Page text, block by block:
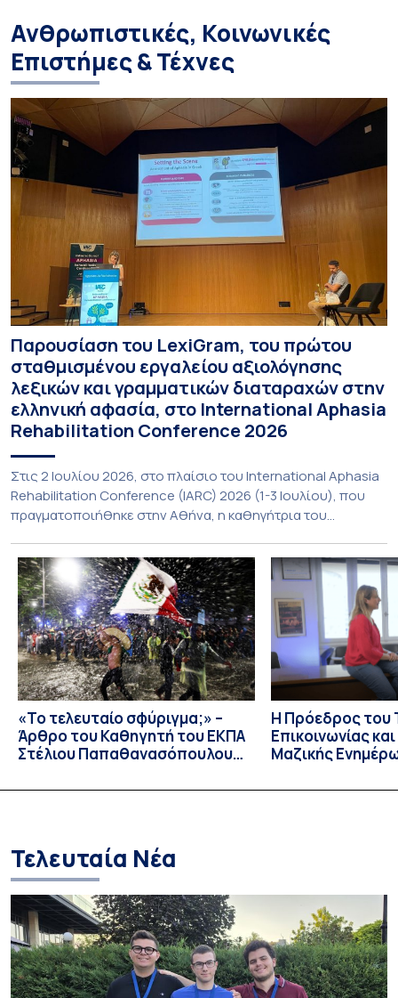
Ανθρωπιστικές, Κοινωνικές
Επιστήμες & Τέχνες
Παρουσίαση του LexiGram, του πρώτου
σταθμισμένου εργαλείου αξιολόγησης
λεξικών και γραμματικών διαταραχών στην
ελληνική αφασία, στο International Aphasia
Rehabilitation Conference 2026
Στις 2 Ιουλίου 2026, στο πλαίσιο του International Aphasia
Rehabilitation Conference (IARC) 2026 (1-3 Ιουλίου), που
πραγματοποιήθηκε στην Αθήνα, η καθηγήτρια του
Πανεπιστημίου Αθηνών, Σπυριδούλα Βαρλοκώστα,
παρουσίασε το LexiGram, ένα καινοτόμο, σταθμισμένο
εργαλείο αξιολόγησης των λεξικών και γραμματικών
διαταραχών σε ελληνόφωνους ασθενείς με αφασία. Η
αφασία είναι επίκτητη γλωσσική […]
«Το τελευταίο σφύριγμα;» –
Άρθρο του Καθηγητή του ΕΚΠΑ
Στέλιου Παπαθανασόπουλου
Η Πρόεδρος του
Επικοινωνίας
Μαζικής
Καθηγήτρια
Τελευταία Νέα